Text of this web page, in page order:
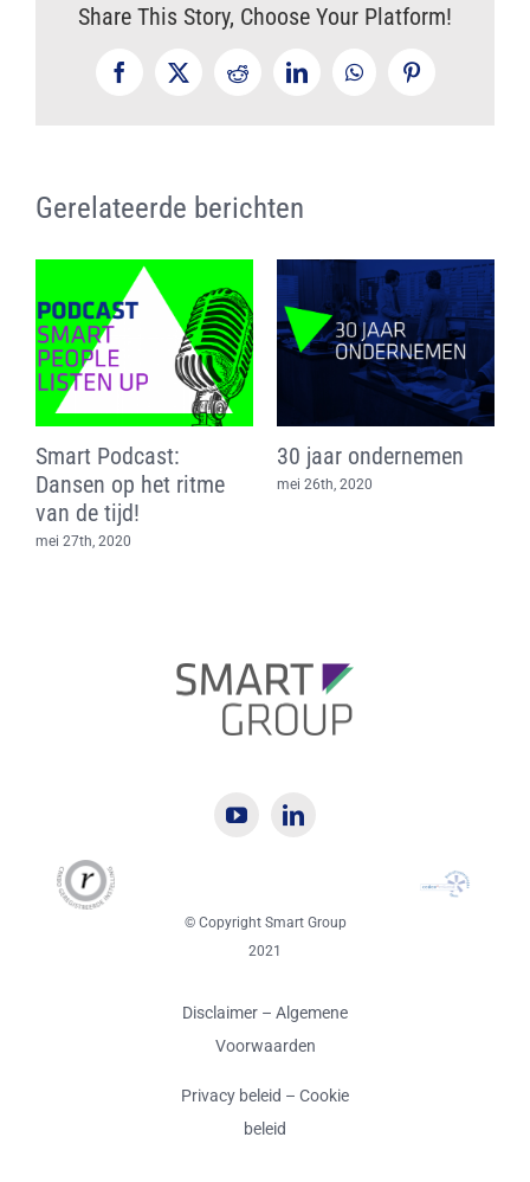
Share This Story, Choose Your Platform!
Facebook
X RedditLinkedInWhatsAppPinterest
Gerelateerde berichten
Smart Podcast:
Dansen op het ritme
van de tijd!
mei 27th, 2020
30 jaar ondernemen
mei 26th, 2020
© Copyright Smart Group
2021
Disclaimer – Algemene
Voorwaarden
Privacy beleid – Cookie
beleid